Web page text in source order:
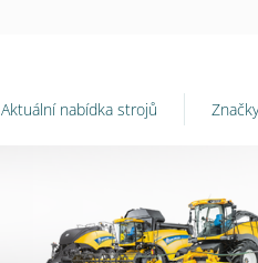
Aktuální nabídka strojů